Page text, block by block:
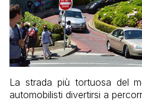
La strada più tortuosa del
automobilisti divertirsi a